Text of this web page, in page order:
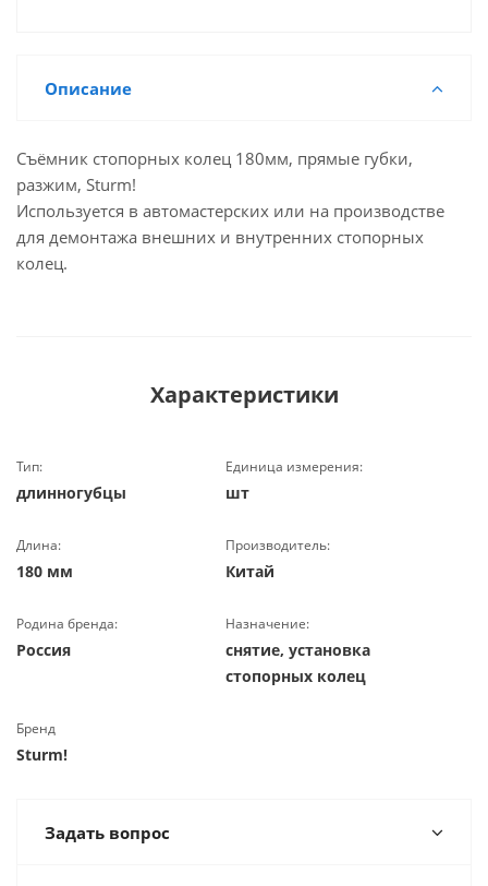
Описание
Съёмник стопорных колец 180мм, прямые губки,
разжим, Sturm!
Используется в автомастерских или на производстве
для демонтажа внешних и внутренних стопорных
колец.
Характеристики
Тип:
длинногубцы
Единица измерения:
шт
Длина:
180 мм
Производитель:
Китай
Родина бренда:
Россия
Назначение:
снятие, установка
стопорных колец
Бренд
Sturm!
Задать вопрос